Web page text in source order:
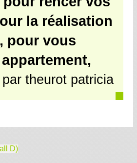
la réalisation
pour vous
theurot patricia
D)